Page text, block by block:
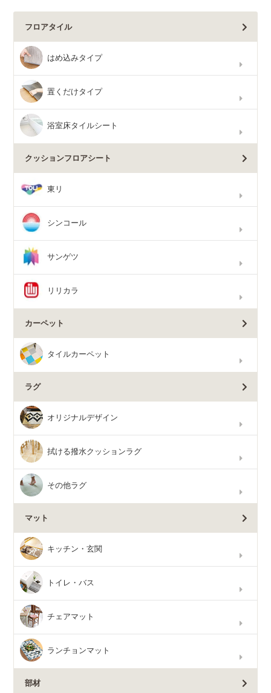
フロアタイル
はめ込みタイプ
置くだけタイプ
浴室床タイルシート
クッションフロアシート
東リ
シンコール
サンゲツ
リリカラ
カーペット
タイルカーペット
ラグ
オリジナルデザイン
拭ける撥水クッションラグ
その他ラグ
マット
キッチン・玄関
トイレ・バス
チェアマット
ランチョンマット
部材